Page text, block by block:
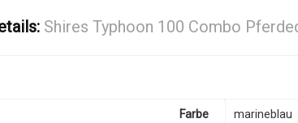
Shires Typhoon 100 Combo
Farbe marineblau